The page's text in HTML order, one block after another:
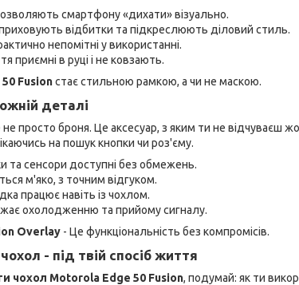
смартфону «дихати» візуально.
відбитки та підкреслюють діловий стиль.
непомітні у використанні.
приємні в руці і не ковзають.
Fusionстає стильною рамкою, а чи не маскою.
деталі
просто броня. Це аксесуар, з яким ти не відчуваєш
на пошук кнопки чи роз'єму.
та сенсори доступні без обмежень.
м'яко, з точним відгуком.
працює навіть із чохлом.
охолодженню та прийому сигналу.
Overlay - Це функціональність без компромісів.
- під твій спосіб життя
чохол Motorola Edge 50 Fusion, подумай: як ти